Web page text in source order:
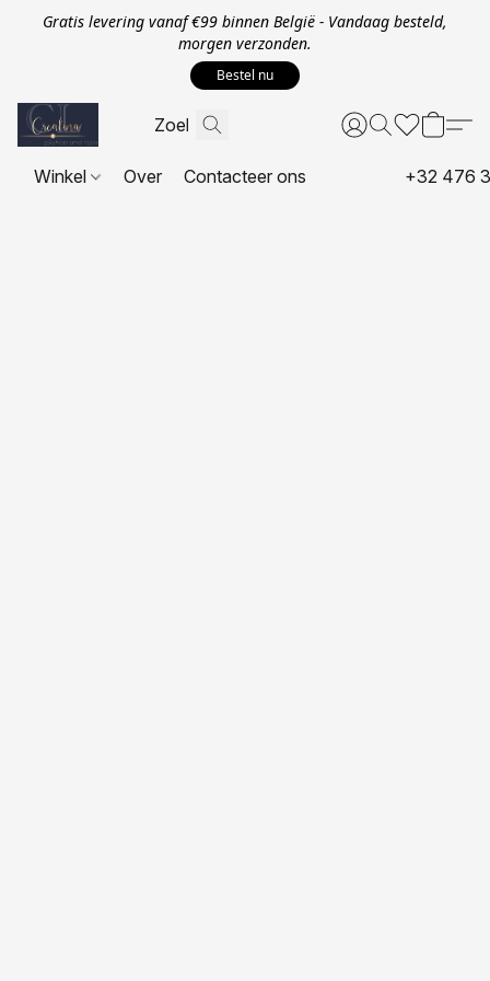
Gratis levering vanaf €99 binnen België - Vandaag besteld,
morgen verzonden.
Bestel nu
Winkel Over Contacteer ons +32 476